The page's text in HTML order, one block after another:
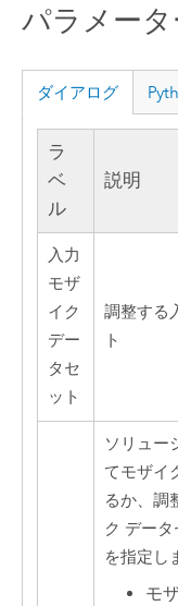
パラメータ
ダイアログ
ラ
ベ
ル
説明
入力
モザ
イク
デー
タセ
ット
調整する
ト
ソリュー
てモザイ
るか、調
ク デー
を指定し
モ